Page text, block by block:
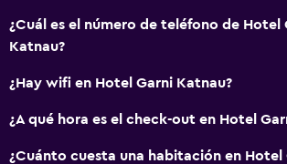
¿Cuál es el número de teléfono de Hotel
Katnau?
¿Hay wifi en Hotel Garni Katnau?
¿A qué hora es el check-out en Hotel
¿Cuánto cuesta una habitación en Hotel